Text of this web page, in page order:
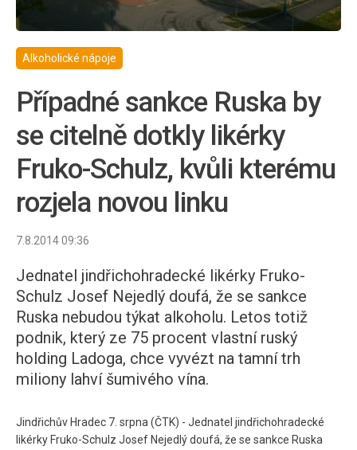
Alkoholické nápoje
Případné sankce Ruska by
se citelně dotkly likérky
Fruko-Schulz, kvůli kterému
rozjela novou linku
7.8.2014 09:36
Jednatel jindřichohradecké likérky Fruko-
Schulz Josef Nejedlý doufá, že se sankce
Ruska nebudou týkat alkoholu. Letos totiž
podnik, který ze 75 procent vlastní ruský
holding Ladoga, chce vyvézt na tamní trh
miliony lahví šumivého vína.
Jindřichův Hradec 7. srpna (ČTK) - Jednatel jindřichohradecké
likérky Fruko-Schulz Josef Nejedlý doufá, že se sankce Ruska